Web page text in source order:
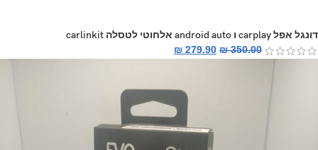
דונגל אפל carplay ו android auto אלחוטי לטסלה carlinkit
₪350.00
₪ 279.90